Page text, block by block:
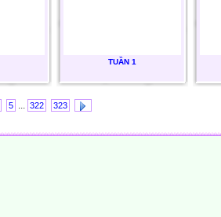
TUẦN 1
5 ... 322 323